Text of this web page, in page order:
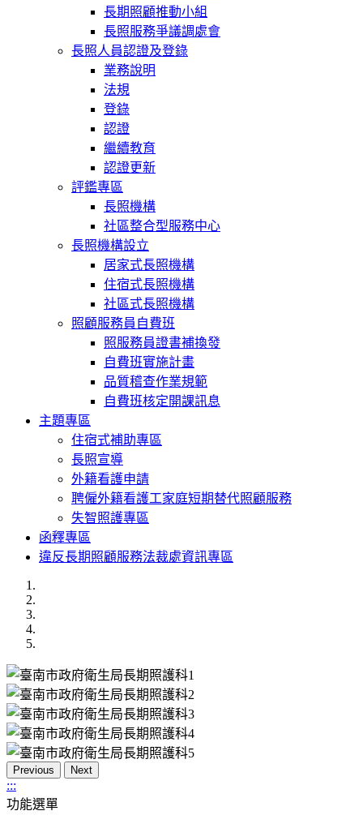
長期照顧推動小組
長照服務爭議調處會
長照人員認證及登錄
業務說明
法規
登錄
認證
繼續教育
認證更新
評鑑專區
長照機構
社區整合型服務中心
長照機構設立
居家式長照機構
住宿式長照機構
社區式長照機構
照顧服務員自費班
照服務員證書補換發
自費班實施計畫
品質稽查作業規範
自費班核定開課訊息
主題專區
住宿式補助專區
長照宣導
外籍看護申請
聘僱外籍看護工家庭短期替代照顧服務
失智照護專區
函釋專區
違反長期照顧服務法裁處資訊專區
Previous Next
:::
功能選單